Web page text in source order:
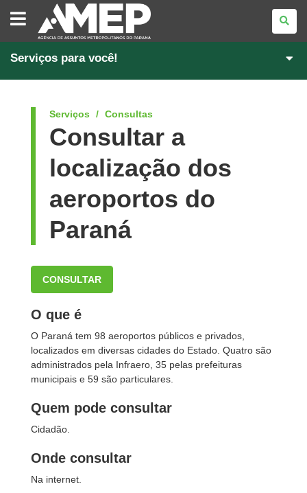
AGÊNCIA
DE
ASSUNTOS
METROPOLITANOS
DO
PARANÁ
Serviços para você!
Serviços Consultas
Consultar a
localização dos
aeroportos do
Paraná
CONSULTAR
O que é
O Paraná tem 98 aeroportos públicos e privados,
localizados em diversas cidades do Estado. Quatro são
administrados pela Infraero, 35 pelas prefeituras
municipais e 59 são particulares.
Quem pode consultar
Cidadão.
Onde consultar
Na internet.